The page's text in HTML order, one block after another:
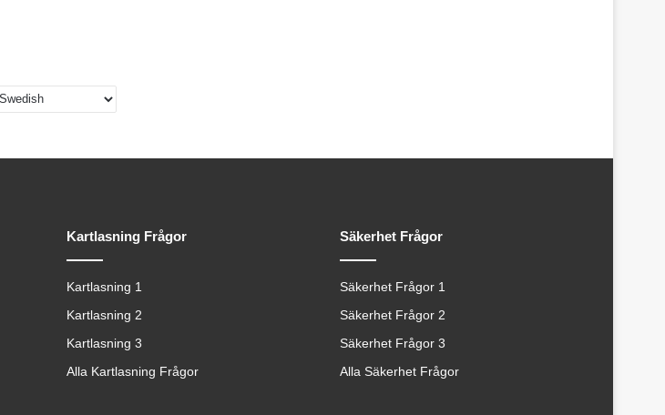
Kartlasning Frågor
Kartlasning 1
Kartlasning 2
Kartlasning 3
Alla Kartlasning Frågor
Säkerhet Frågor
Säkerhet Frågor 1
Säkerhet Frågor 2
Säkerhet Frågor 3
Alla Säkerhet Frågor